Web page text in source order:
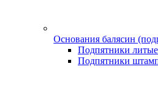
Основания балясин
Подпятники литые
Подпятники